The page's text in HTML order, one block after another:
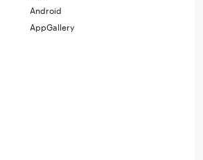
Android
AppGallery